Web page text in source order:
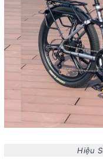
Hiệu